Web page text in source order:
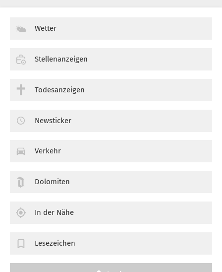
Wetter
Stellenanzeigen
Todesanzeigen
Newsticker
Verkehr
Dolomiten
In der Nähe
Lesezeichen